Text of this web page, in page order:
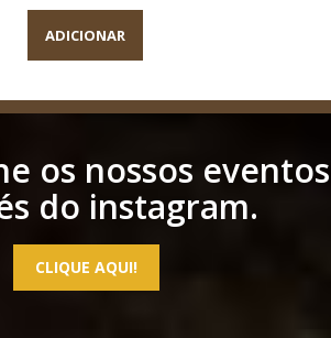
ADICIONAR
os nossos eventos
do instagram.
CLIQUE AQUI!